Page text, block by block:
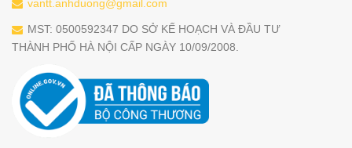
vantt.anhduong@gmail.com
MST: 0500592347 DO SỞ KẾ HOẠCH VÀ ĐẦU TƯ
THÀNH PHỐ HÀ NỘI CẤP NGÀY 10/09/2008.